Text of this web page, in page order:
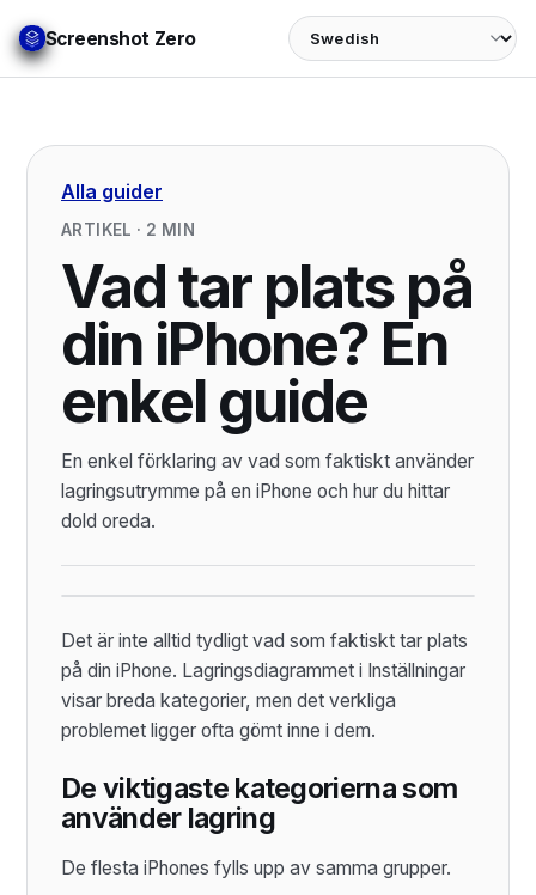
Screenshot Zero Language
Alla guider
ARTIKEL · 2 MIN
Vad tar plats på
din iPhone? En
enkel guide
En enkel förklaring av vad som faktiskt använder
lagringsutrymme på en iPhone och hur du hittar
dold oreda.
Det är inte alltid tydligt vad som faktiskt tar plats
på din iPhone. Lagringsdiagrammet i Inställningar
visar breda kategorier, men det verkliga
problemet ligger ofta gömt inne i dem.
De viktigaste kategorierna som
använder lagring
De flesta iPhones fylls upp av samma grupper.